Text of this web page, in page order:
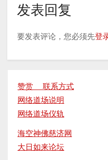
发表回复
要发表评论，您必须先登
赞赏 联系方式
网络道场说明
网络道场仪轨
海空神佛慈济网
大日如来论坛